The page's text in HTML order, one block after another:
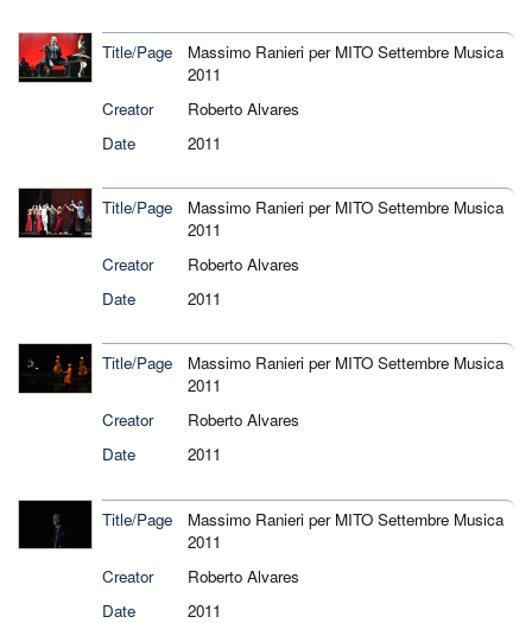
Title/Page
Massimo Ranieri per MITO Settembre Musica
2011
Creator
Roberto Alvares
Date
2011
Title/Page
Massimo Ranieri per MITO Settembre Musica
2011
Creator
Roberto Alvares
Date
2011
Title/Page
Massimo Ranieri per MITO Settembre Musica
2011
Creator
Roberto Alvares
Date
2011
Title/Page
Massimo Ranieri per MITO Settembre Musica
2011
Creator
Roberto Alvares
Date
2011